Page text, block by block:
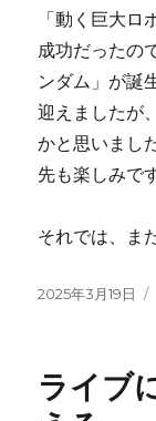
「動く巨大
成功だったの
ンダム」が誕
迎えましたが
かと思いまし
先も楽しみで
それでは、ま
投
2025年3月19日
ライブ